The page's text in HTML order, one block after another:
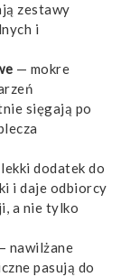
zestawy
i
— mokre
sięgają po
dodatek do
i daje odbiorcy
a nie tylko
nawilżane
pasują do